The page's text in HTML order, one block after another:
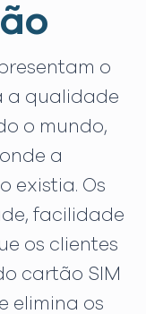
o
a qualidade
o mundo,
a
existia. Os
facilidade
os clientes
cartão SIM
elimina os